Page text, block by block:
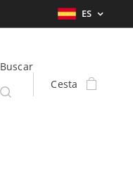
ES
Buscar
Cesta